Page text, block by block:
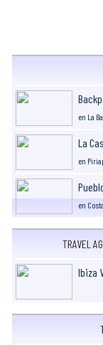
en La
La
en
en
TRAVEL
Ibiza